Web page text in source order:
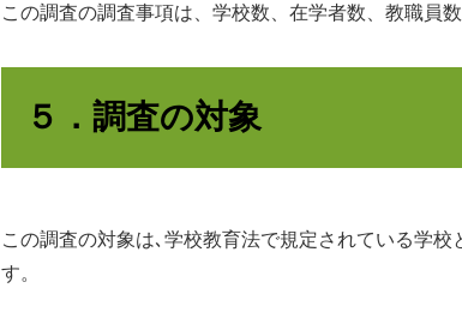
この調査の調査事項は、学校数、在学者数、教職員
５．調査の対象
この調査の対象は､学校教育法で規定されている学
す。